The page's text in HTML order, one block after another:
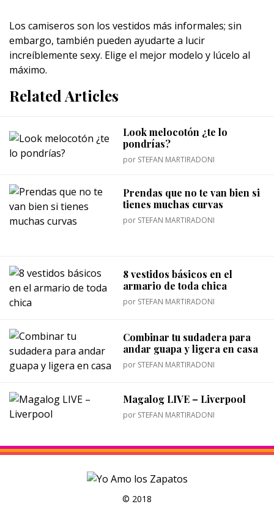
Los camiseros son los vestidos más informales; sin
embargo, también pueden ayudarte a lucir
increíblemente sexy. Elige el mejor modelo y lúcelo al
máximo.
Related Articles
Look melocotón ¿te lo
pondrías?
por STEFAN MARTIRADONI
Prendas que no te van bien si
tienes muchas curvas
por STEFAN MARTIRADONI
8 vestidos básicos en el
armario de toda chica
por STEFAN MARTIRADONI
Combinar tu sudadera para
andar guapa y ligera en casa
por STEFAN MARTIRADONI
Magalog LIVE – Liverpool
por STEFAN MARTIRADONI
© 2018